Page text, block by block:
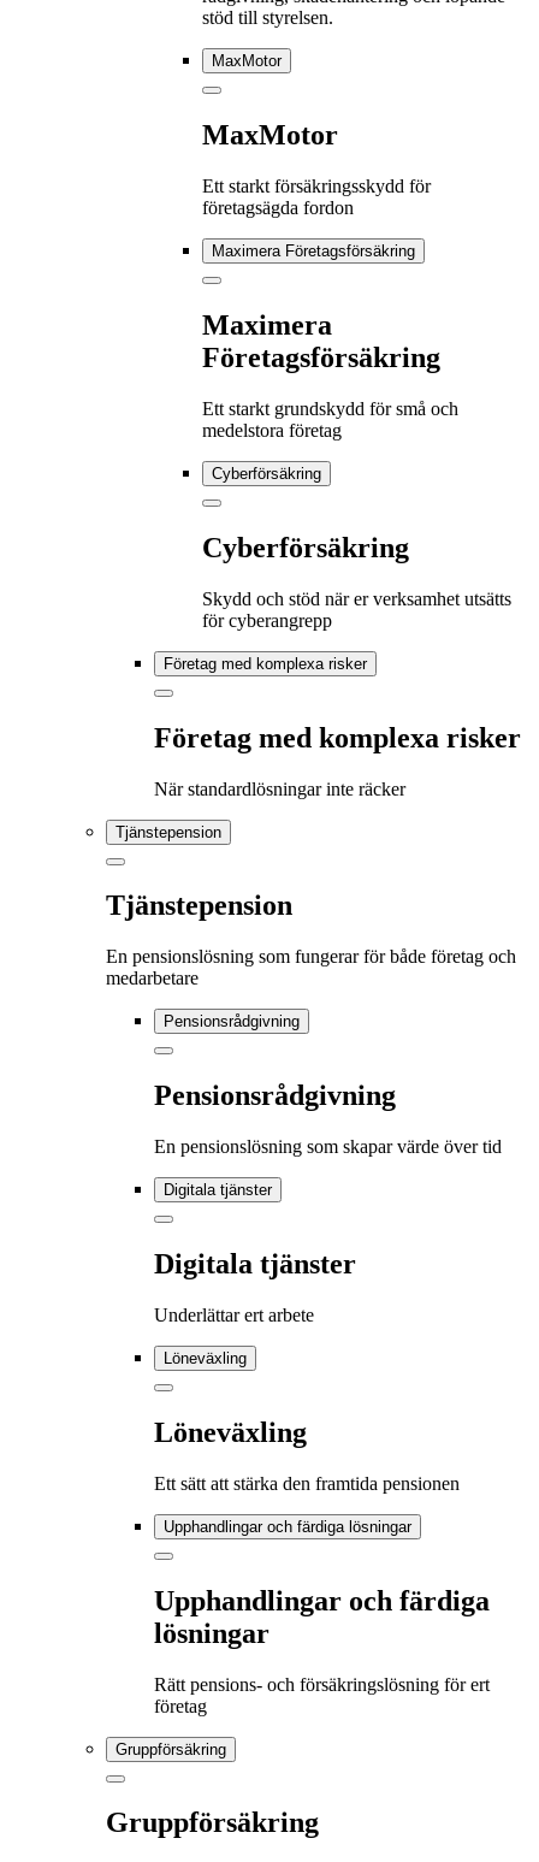
stöd till styrelsen.
MaxMotor
MaxMotor
Ett starkt försäkringsskydd för
företagsägda fordon
Maximera Företagsförsäkring
Maximera
Företagsförsäkring
Ett starkt grundskydd för små och
medelstora företag
Cyberförsäkring
Cyberförsäkring
Skydd och stöd när er verksamhet utsätts
för cyberangrepp
Företag med komplexa risker
Företag med komplexa risker
När standardlösningar inte räcker
Tjänstepension
Tjänstepension
En pensionslösning som fungerar för både företag och
medarbetare
Pensionsrådgivning
Pensionsrådgivning
En pensionslösning som skapar värde över tid
Digitala tjänster
Digitala tjänster
Underlättar ert arbete
Löneväxling
Löneväxling
Ett sätt att stärka den framtida pensionen
Upphandlingar och färdiga lösningar
Upphandlingar och färdiga
lösningar
Rätt pensions- och försäkringslösning för ert
företag
Gruppförsäkring
Gruppförsäkring